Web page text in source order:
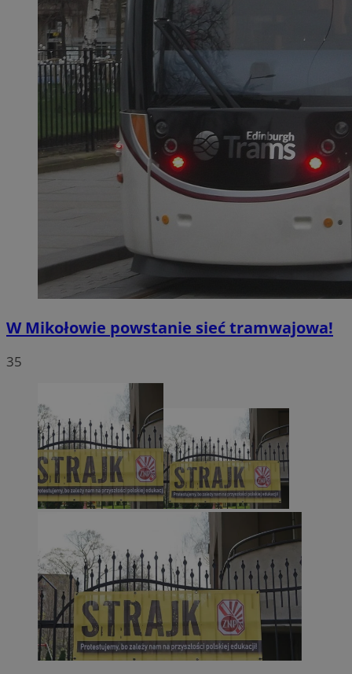
W Mikołowie powstanie sieć tramwajowa!
35